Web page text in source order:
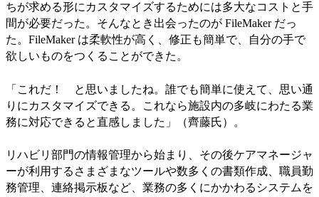
ちが求める形にカスタマイズするためには多大なコストと手
間が必要だった。そんなとき出会ったのが FileMaker だっ
た。FileMaker は柔軟性が高く、修正も簡単で、自分の手で
欲しいものをつくることができた。
「これだ！ と思いましたね。誰でも簡単に使えて、思い通
りにカスタマイズできる。これなら施設内の多岐にわたる業
務に対応できると直感しました」（齊藤氏）。
リハビリ部門の情報管理から始まり、その後ケアマネージャ
ーが利用するさまざまなツールや数多くの書類作成、職員勤
務管理、連絡掲示板など、業務の多くにかかわるシステムを